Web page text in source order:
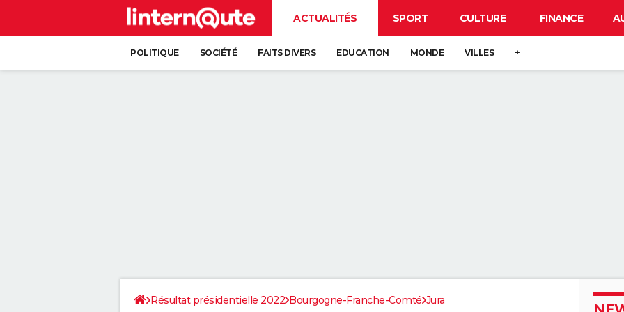
ACTUALITÉS SPORT CULTURE FINANCE
POLITIQUE SOCIÉTÉ FAITS DIVERS EDUCATION MONDE VILLES +
Résultat présidentielle 2022 Bourgogne-Franche-Comté Jura